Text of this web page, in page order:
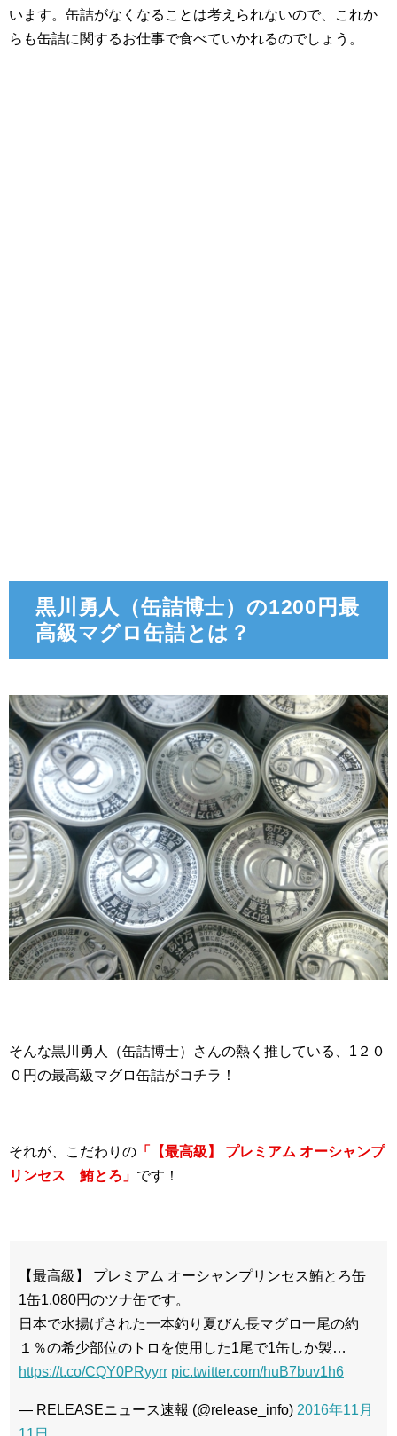
います。缶詰がなくなることは考えられないので、これか
らも缶詰に関するお仕事で食べていかれるのでしょう。
黒川勇人（缶詰博士）の1200円最
高級マグロ缶詰とは？
そんな黒川勇人（缶詰博士）さんの熱く推している、1２０
０円の最高級マグロ缶詰がコチラ！
それが、こだわりの 「【最高級】 プレミアム オーシャンプ
リンセス 鮪とろ」 です！
【最高級】 プレミアム オーシャンプリンセス鮪とろ缶
1缶1,080円のツナ缶です。
日本で水揚げされた一本釣り夏びん長マグロ一尾の約
１％の希少部位のトロを使用した1尾で1缶しか製…
https://t.co/CQY0PRyyrr pic.twitter.com/huB7buv1h6
— RELEASEニュース速報 (@release_info) 2016年11月